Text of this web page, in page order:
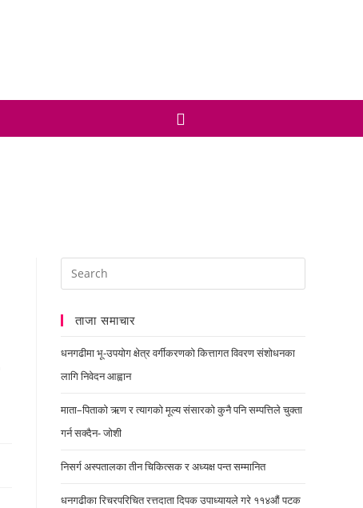
ताजा समाचार
धनगढीमा भू-उपयोग क्षेत्र वर्गीकरणको कित्तागत विवरण संशोधनका
लागि निवेदन आह्वान
माता–पिताको ऋण र त्यागको मूल्य संसारको कुनै पनि सम्पत्तिले चुक्ता
गर्न सक्दैन- जोशी
निसर्ग अस्पतालका तीन चिकित्सक र अध्यक्ष पन्त सम्मानित
धनगढीका रिचरपरिचित रत्तदाता दिपक उपाध्यायले गरे ११४औं पटक